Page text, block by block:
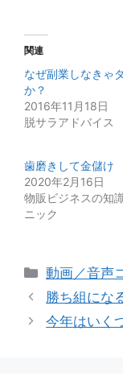
関連
なぜ副業しなきゃ
か？
2016年11月18日
脱サラアドバイス
歯磨きして金儲け
2020年2月16日
物販ビジネスの知
ニック
カ
テ
リ
動画／音声
勝ち組にな
今年はいく